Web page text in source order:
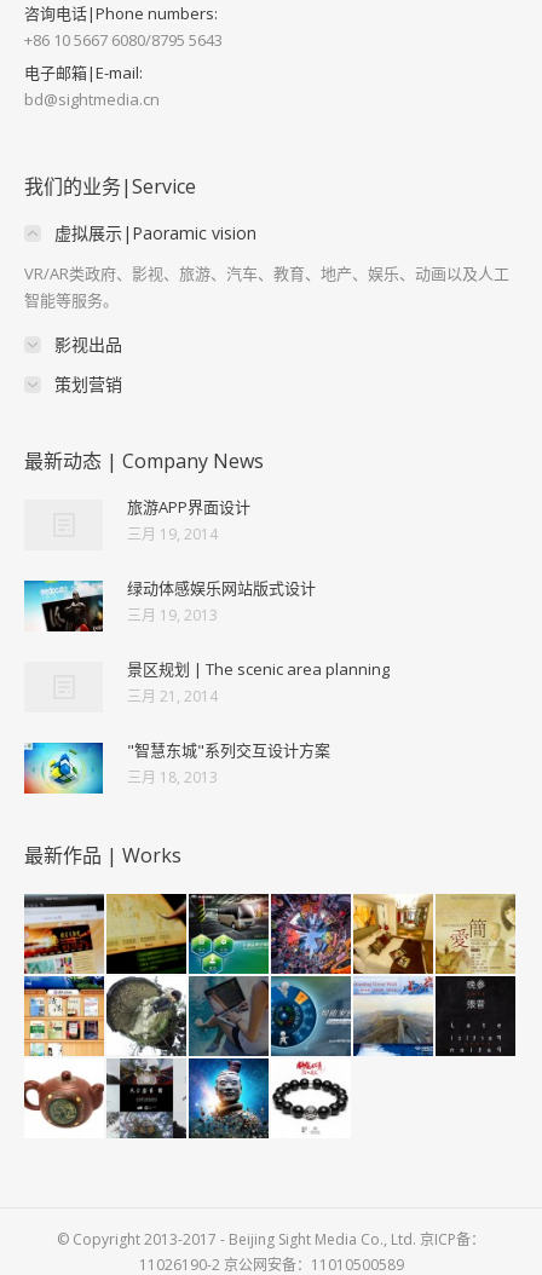
咨询电话|Phone numbers:
+86 10 5667 6080/8795 5643
电子邮箱|E-mail:
bd@sightmedia.cn
我们的业务|Service
虚拟展示|Paoramic vision
VR/AR类政府、影视、旅游、汽车、教育、地产、娱乐、动画以及人工
智能等服务。
影视出品
策划营销
最新动态 | Company News
旅游APP界面设计
三月 19, 2014
绿动体感娱乐网站版式设计
三月 19, 2013
景区规划 | The scenic area planning
三月 21, 2014
"智慧东城"系列交互设计方案
三月 18, 2013
最新作品 | Works
© Copyright 2013-2017 - Beijing Sight Media Co., Ltd. 京ICP备：
11026190-2 京公网安备：11010500589